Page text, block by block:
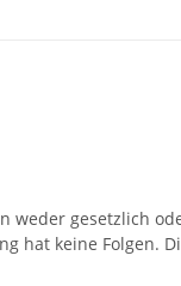
weder gesetzlich
hat keine Folgen.